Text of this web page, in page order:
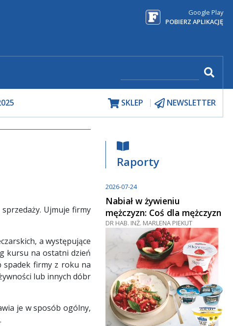
Google Play
POBIERZ APLIKACJĘ
SKLEP NEWSLETTER
Ujmuje firmy
a występujące
kursu na ostatni dzień
spadek firmy z roku na
lub innych dóbr
je w sposób ogólny,
Raporty
2026-07-24
Nabiał w żywieniu
mężczyzn: Coś dla mężczyzn
DR HAB. INŻ. MARLENA PIEKUT